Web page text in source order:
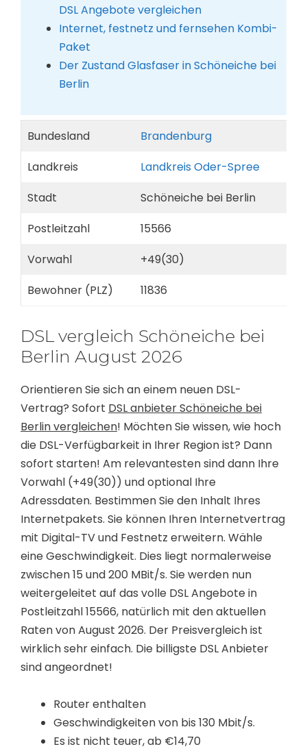
DSL Angebote vergleichen
Internet, festnetz und fernsehen Kombi-
Paket
Der Zustand Glasfaser in Schöneiche bei
Berlin
Bundesland
Brandenburg
Landkreis
Landkreis Oder-Spree
Stadt
Schöneiche bei Berlin
Postleitzahl
15566
Vorwahl
+49(30)
Bewohner (PLZ)
11836
DSL vergleich Schöneiche bei
Berlin August 2026
Orientieren Sie sich an einem neuen DSL-
Vertrag? Sofort DSL anbieter Schöneiche bei
Berlin vergleichen! Möchten Sie wissen, wie hoch
die DSL-Verfügbarkeit in Ihrer Region ist? Dann
sofort starten! Am relevantesten sind dann Ihre
Vorwahl (+49(30)) und optional Ihre
Adressdaten. Bestimmen Sie den Inhalt Ihres
Internetpakets. Sie können Ihren Internetvertrag
mit Digital-TV und Festnetz erweitern. Wähle
eine Geschwindigkeit. Dies liegt normalerweise
zwischen 15 und 200 MBit/s. Sie werden nun
weitergeleitet auf das volle DSL Angebote in
Postleitzahl 15566, natürlich mit den aktuellen
Raten von August 2026. Der Preisvergleich ist
wirklich sehr einfach. Die billigste DSL Anbieter
sind angeordnet!
Router enthalten
Geschwindigkeiten von bis 130 Mbit/s.
Es ist nicht teuer, ab €14,70